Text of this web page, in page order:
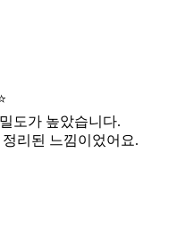
도가 높았습니다.
리된 느낌이었어요.